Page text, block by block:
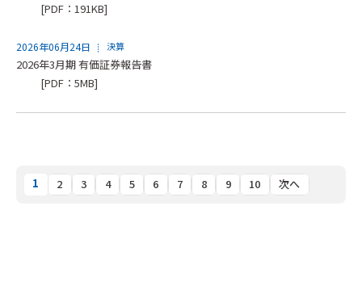
[PDF：191KB]
2026年06月24日 決算
2026年3月期 有価証券報告書
[PDF：5MB]
1 2 3 4 5 6 7 8 9 10 次へ